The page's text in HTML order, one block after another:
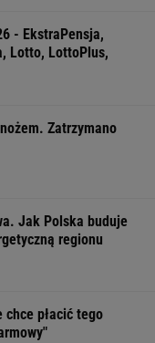
- EkstraPensja,
Lotto, LottoPlus,
Zatrzymano
Jak Polska buduje
regionu
chce płacić tego